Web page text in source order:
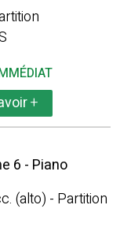
+
6 - Piano
(alto) - Partition